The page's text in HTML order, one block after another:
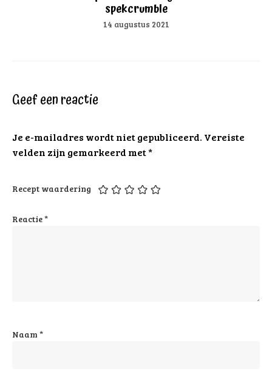
spekcrumble
14 augustus 2021
Geef een reactie
Je e-mailadres wordt niet gepubliceerd. Vereiste
velden zijn gemarkeerd met*
Recept waardering
Reactie*
Naam *